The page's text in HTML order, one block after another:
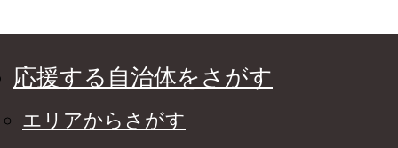
応援する自治体をさがす
エリアからさがす